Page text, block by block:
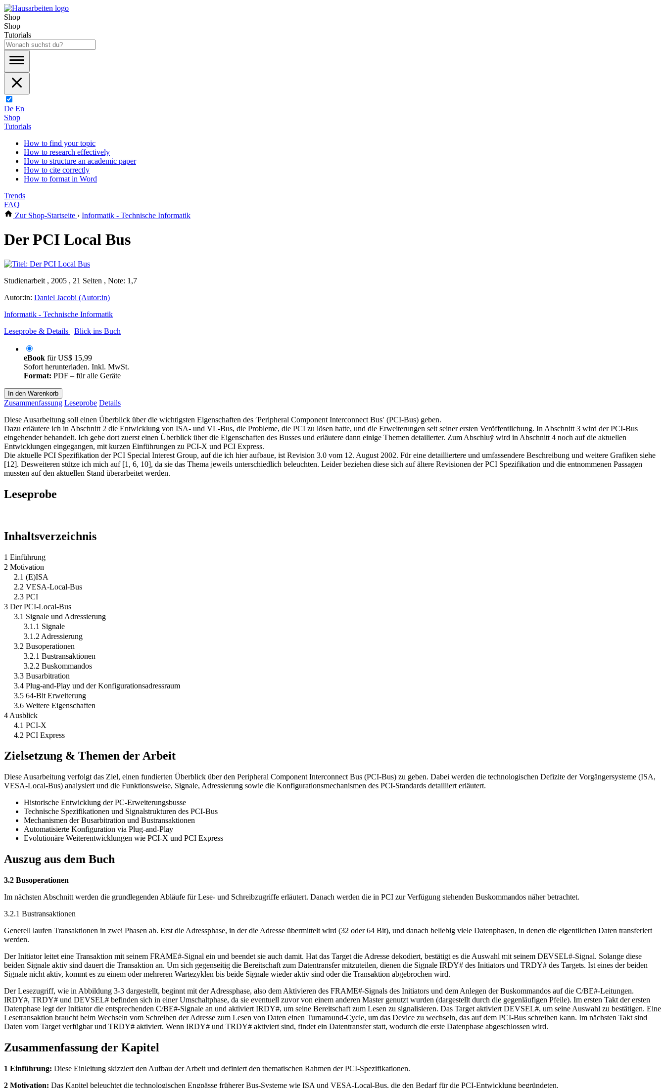
Shop
Shop
Tutorials
De En
Shop
Tutorials
How to find your topic
How to research effectively
How to structure an academic paper
How to cite correctly
How to format in Word
Trends
FAQ
Zur Shop-Startseite › Informatik - Technische Informatik
Der PCI Local Bus
Studienarbeit , 2005 , 21 Seiten , Note: 1,7
Autor:in: Daniel Jacobi (Autor:in)
Informatik - Technische Informatik
Leseprobe & Details
Blick ins Buch
eBook fürUS$ 15,99
Sofort herunterladen. Inkl. MwSt.
Format: PDF – für alle Geräte
In den Warenkorb
Zusammenfassung Leseprobe Details
Diese Ausarbeitung soll einen Überblick über die wichtigsten Eigenschaften des ′Peripheral Component Interconnect Bus′ (PCI-Bus) geben.
Dazu erläutere ich in Abschnitt 2 die Entwicklung von ISA- und VL-Bus, die Probleme, die PCI zu lösen hatte, und die Erweiterungen seit seiner ersten Veröffentlichung. In Abschnitt 3 wird der PCI-Bus
eingehender behandelt. Ich gebe dort zuerst einen Überblick über die Eigenschaften des Busses und erläutere dann einige Themen detailierter. Zum Abschluÿ wird in Abschnitt 4 noch auf die aktuellen
Entwicklungen eingegangen, mit kurzen Einführungen zu PCI-X und PCI Express.
Die aktuelle PCI Spezifikation der PCI Special Interest Group, auf die ich hier aufbaue, ist Revision 3.0 vom 12. August 2002. Für eine detailliertere und umfassendere Beschreibung und weitere Grafiken siehe
[12]. Desweiteren stütze ich mich auf [1, 6, 10], da sie das Thema jeweils unterschiedlich beleuchten. Leider beziehen diese sich auf ältere Revisionen der PCI Spezifikation und die entnommenen Passagen
mussten auf den aktuellen Stand überarbeitet werden.
Leseprobe
Inhaltsverzeichnis
1 Einführung
2 Motivation
2.1 (E)ISA
2.2 VESA-Local-Bus
2.3 PCI
3 Der PCI-Local-Bus
3.1 Signale und Adressierung
3.1.1 Signale
3.1.2 Adressierung
3.2 Busoperationen
3.2.1 Bustransaktionen
3.2.2 Buskommandos
3.3 Busarbitration
3.4 Plug-and-Play und der Konfigurationsadressraum
3.5 64-Bit Erweiterung
3.6 Weitere Eigenschaften
4 Ausblick
4.1 PCI-X
4.2 PCI Express
Zielsetzung & Themen der Arbeit
Diese Ausarbeitung verfolgt das Ziel, einen fundierten Überblick über den Peripheral Component Interconnect Bus (PCI-Bus) zu geben. Dabei werden die technologischen Defizite der Vorgängersysteme (ISA,
VESA-Local-Bus) analysiert und die Funktionsweise, Signale, Adressierung sowie die Konfigurationsmechanismen des PCI-Standards detailliert erläutert.
Historische Entwicklung der PC-Erweiterungsbusse
Technische Spezifikationen und Signalstrukturen des PCI-Bus
Mechanismen der Busarbitration und Bustransaktionen
Automatisierte Konfiguration via Plug-and-Play
Evolutionäre Weiterentwicklungen wie PCI-X und PCI Express
Auszug aus dem Buch
3.2 Busoperationen
Im nächsten Abschnitt werden die grundlegenden Abläufe für Lese- und Schreibzugriffe erläutert. Danach werden die in PCI zur Verfügung stehenden Buskommandos näher betrachtet.
3.2.1 Bustransaktionen
Generell laufen Transaktionen in zwei Phasen ab. Erst die Adressphase, in der die Adresse übermittelt wird (32 oder 64 Bit), und danach beliebig viele Datenphasen, in denen die eigentlichen Daten transferiert
werden.
Der Initiator leitet eine Transaktion mit seinem FRAME#-Signal ein und beendet sie auch damit. Hat das Target die Adresse dekodiert, bestätigt es die Auswahl mit seinem DEVSEL#-Signal. Solange diese
beiden Signale aktiv sind dauert die Transaktion an. Um sich gegenseitig die Bereitschaft zum Datentransfer mitzuteilen, dienen die Signale IRDY# des Initiators und TRDY# des Targets. Ist eines der beiden
Signale nicht aktiv, kommt es zu einem oder mehreren Wartezyklen bis beide Signale wieder aktiv sind oder die Transaktion abgebrochen wird.
Der Lesezugriff, wie in Abbildung 3-3 dargestellt, beginnt mit der Adressphase, also dem Aktivieren des FRAME#-Signals des Initiators und dem Anlegen der Buskommandos auf die C/BE#-Leitungen.
IRDY#, TRDY# und DEVSEL# befinden sich in einer Umschaltphase, da sie eventuell zuvor von einem anderen Master genutzt wurden (dargestellt durch die gegenläufigen Pfeile). Im ersten Takt der ersten
Datenphase legt der Initiator die entsprechenden C/BE#-Signale an und aktiviert IRDY#, um seine Bereitschaft zum Lesen zu signalisieren. Das Target aktiviert DEVSEL#, um seine Auswahl zu bestätigen. Eine
Lesetransaktion braucht beim Wechseln vom Schreiben der Adresse zum Lesen von Daten einen Turnaround-Cycle, um das Device zu wechseln, das auf dem PCI-Bus schreiben kann. Im nächsten Takt sind
Daten vom Target verfügbar und TRDY# aktiviert. Wenn IRDY# und TRDY# aktiviert sind, findet ein Datentransfer statt, wodurch die erste Datenphase abgeschlossen wird.
Zusammenfassung der Kapitel
1 Einführung: Diese Einleitung skizziert den Aufbau der Arbeit und definiert den thematischen Rahmen der PCI-Spezifikationen.
2 Motivation: Das Kapitel beleuchtet die technologischen Engpässe früherer Bus-Systeme wie ISA und VESA-Local-Bus, die den Bedarf für die PCI-Entwicklung begründeten.